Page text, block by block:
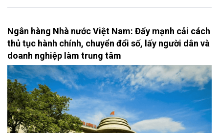
Ngân hàng Nhà nước Việt Nam: Đẩy mạnh cải cách
thủ tục hành chính, chuyển đổi số, lấy người dân và
doanh nghiệp làm trung tâm